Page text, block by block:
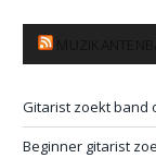
Gitarist zoekt band
Beginner gitarist